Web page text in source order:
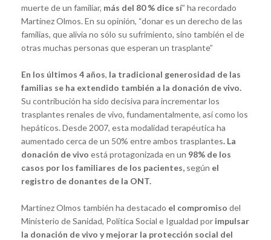
muerte de un familiar, más del 80 % dice sí” ha recordado
Martínez Olmos. En su opinión, “donar es un derecho de las
familias, que alivia no sólo su sufrimiento, sino también el de
otras muchas personas que esperan un trasplante”
En los últimos 4 años, la tradicional generosidad de las
familias se ha extendido también a la donación de vivo.
Su contribución ha sido decisiva para incrementar los
trasplantes renales de vivo, fundamentalmente, así como los
hepáticos. Desde 2007, esta modalidad terapéutica ha
aumentado cerca de un 50% entre ambos trasplantes. La
donación de vivo está protagonizada en un 98% de los
casos por los familiares de los pacientes, según el
registro de donantes de la ONT.
Martínez Olmos también ha destacado el compromiso del
Ministerio de Sanidad, Política Social e Igualdad por impulsar
la donación de vivo y mejorar la protección social del